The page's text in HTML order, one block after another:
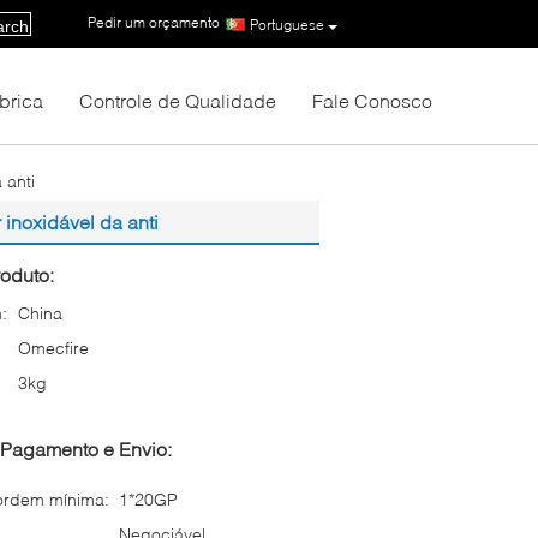
Portuguese
Pedir um orçamento |
Controle de Qualidade Fale Conosco
anti
inoxidável da anti
China
Omecfire
3kg
e Envio:
mínima: 1*20GP
Negociável